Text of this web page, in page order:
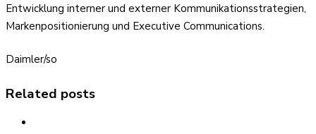
Entwicklung interner und externer Kommunikationsstrategien,
Markenpositionierung und Executive Communications.
Daimler/so
Related posts